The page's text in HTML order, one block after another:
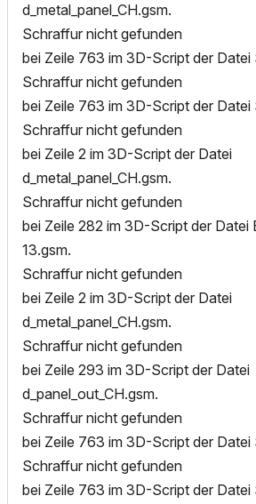
d_metal_panel_CH.gsm.
Schraffur nicht gefunden
bei Zeile 763 im 3D-Script der Datei
Schraffur nicht gefunden
bei Zeile 763 im 3D-Script der Datei
Schraffur nicht gefunden
bei Zeile 2 im 3D-Script der Datei
d_metal_panel_CH.gsm.
Schraffur nicht gefunden
bei Zeile 282 im 3D-Script der Datei
13.gsm.
Schraffur nicht gefunden
bei Zeile 2 im 3D-Script der Datei
d_metal_panel_CH.gsm.
Schraffur nicht gefunden
bei Zeile 293 im 3D-Script der Datei
d_panel_out_CH.gsm.
Schraffur nicht gefunden
bei Zeile 763 im 3D-Script der Datei
Schraffur nicht gefunden
bei Zeile 763 im 3D-Script der Datei